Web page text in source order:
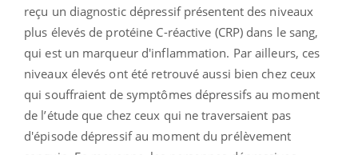
reçu un diagnostic dépressif présentent des niveaux
plus élevés de protéine C-réactive (CRP) dans le sang,
qui est un marqueur d'inflammation. Par ailleurs, ces
niveaux élevés ont été retrouvé aussi bien chez ceux
qui souffraient de symptômes dépressifs au moment
de l’étude que chez ceux qui ne traversaient pas
d'épisode dépressif au moment du prélèvement